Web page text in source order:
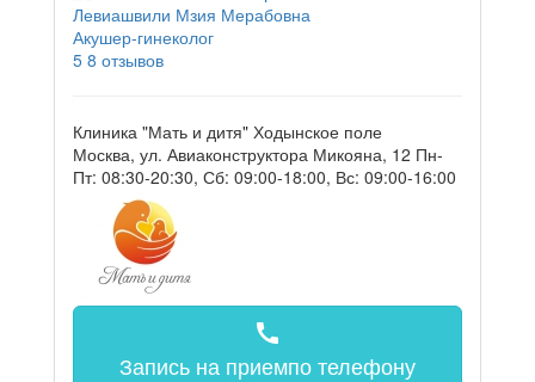
Левиашвили Мзия Мерабовна
Акушер-гинеколог
5 8 отзывов
Клиника "Мать и дитя" Ходынское поле
Москва, ул. Авиаконструктора Микояна, 12 Пн-
Пт: 08:30-20:30, Сб: 09:00-18:00, Вс: 09:00-16:00
call
Запись на приемпо телефону